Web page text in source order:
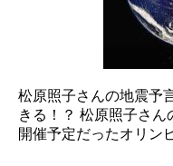
松原照子さんの地震予
きる！？ 松原照子さ
開催予定だったオリン